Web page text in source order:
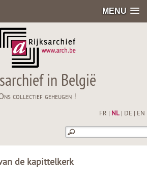
MENU
in België
collectief geheugen !
FR NL| DE EN
de kapittelkerk